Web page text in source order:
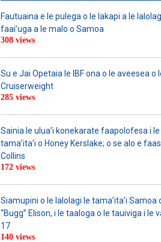
Fautuaina e le pulega o le lakapi a le
faai’uga a le malo o Samoa
308 views
Su e Jai Opetaia le IBF ona o le aveesea o
Cruiserweight
285 views
Sainia le ulua’i konekarate faapolofesa i
tama’ita’i o Honey Kerslake; o se alo e
Collins
172 views
Siamupini o le lalolagi le tama’ita’i Samoa
“Bugg” Elison, i le taaloga o le tauiviga i le
17
140 views